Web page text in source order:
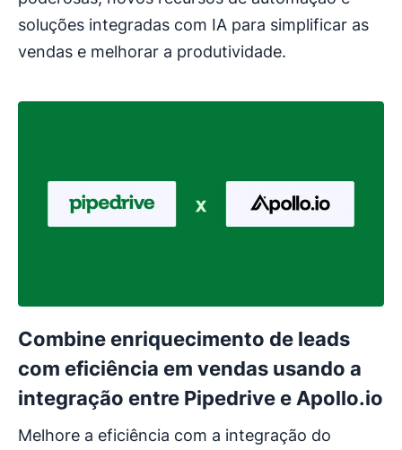
soluções integradas com IA para simplificar as
vendas e melhorar a produtividade.
Combine enriquecimento de leads
com eficiência em vendas usando a
integração entre Pipedrive e Apollo.io
Melhore a eficiência com a integração do